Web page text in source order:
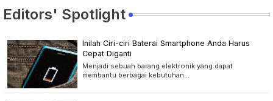
Editors' Spotlight
Inilah Ciri-ciri Baterai Smartphone Anda Harus
Cepat Diganti
Menjadi sebuah barang elektronik yang dapat
membantu berbagai kebutuhan…